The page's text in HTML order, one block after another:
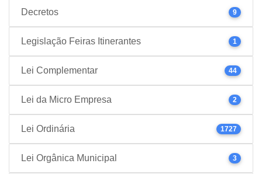
Decretos 9
Legislação Feiras Itinerantes 1
Lei Complementar 44
Lei da Micro Empresa 2
Lei Ordinária 1727
Lei Orgânica Municipal 3